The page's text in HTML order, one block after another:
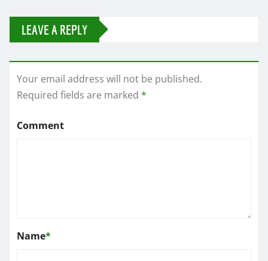
LEAVE A REPLY
Your email address will not be published.
Required fields are marked *
Comment
Name*